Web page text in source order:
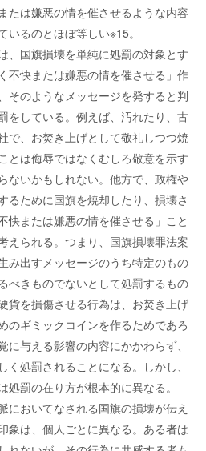
たは嫌悪の情を催させるような内容
いるのとほぼ等しい※15。
、国旗損壊を単純に処罰の対象とす
不快または嫌悪の情を催させる」作
そのようなメッセージを発すると判
をしている。例えば、汚れたり、古
で、お焚き上げとして敬礼しつつ焼
とは侮辱ではなくむしろ敬意を示す
ないかもしれない。他方で、政権や
るために国旗を焼却したり、損壊さ
快または嫌悪の情を催させる」こと
えられる。つまり、国旗損壊罪法案
み出すメッセージのうち特定のもの
べきものでないとして処罰するもの
貨を損傷させる行為は、お焚き上げ
のギミックコインを作るためであろ
に与える影響の内容にかかわらず、
処罰されることになる。しかし、
罰の在り方が根本的に異なる。
おいてなされる国旗の損壊が伝え
象は、個人ごとに異なる。ある者は